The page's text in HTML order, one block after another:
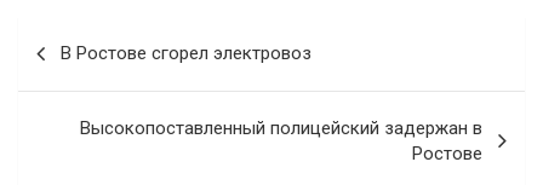
записям
В Ростове сгорел электровоз
Высокопоставленный полицейский задержан в
Ростове